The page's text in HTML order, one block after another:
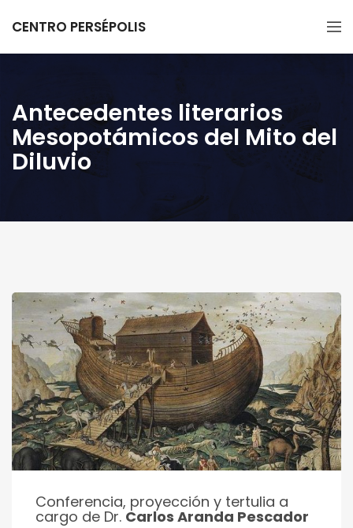
CENTRO PERSÉPOLIS
Antecedentes literarios
Mesopotámicos del Mito del
Diluvio
Conferencia, proyección y tertulia a
cargo de Dr. Carlos Aranda Pescador